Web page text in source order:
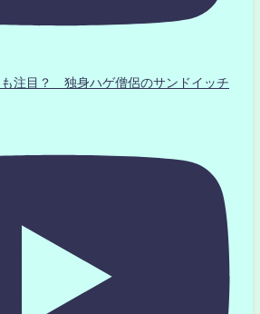
注目？ 独身ハゲ僧侶のサンドイッチ